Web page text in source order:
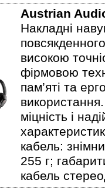
Austrian
Накладні
високою
фірмовою
пам’яті та
міцність і
кабель:
255 г;
кабель